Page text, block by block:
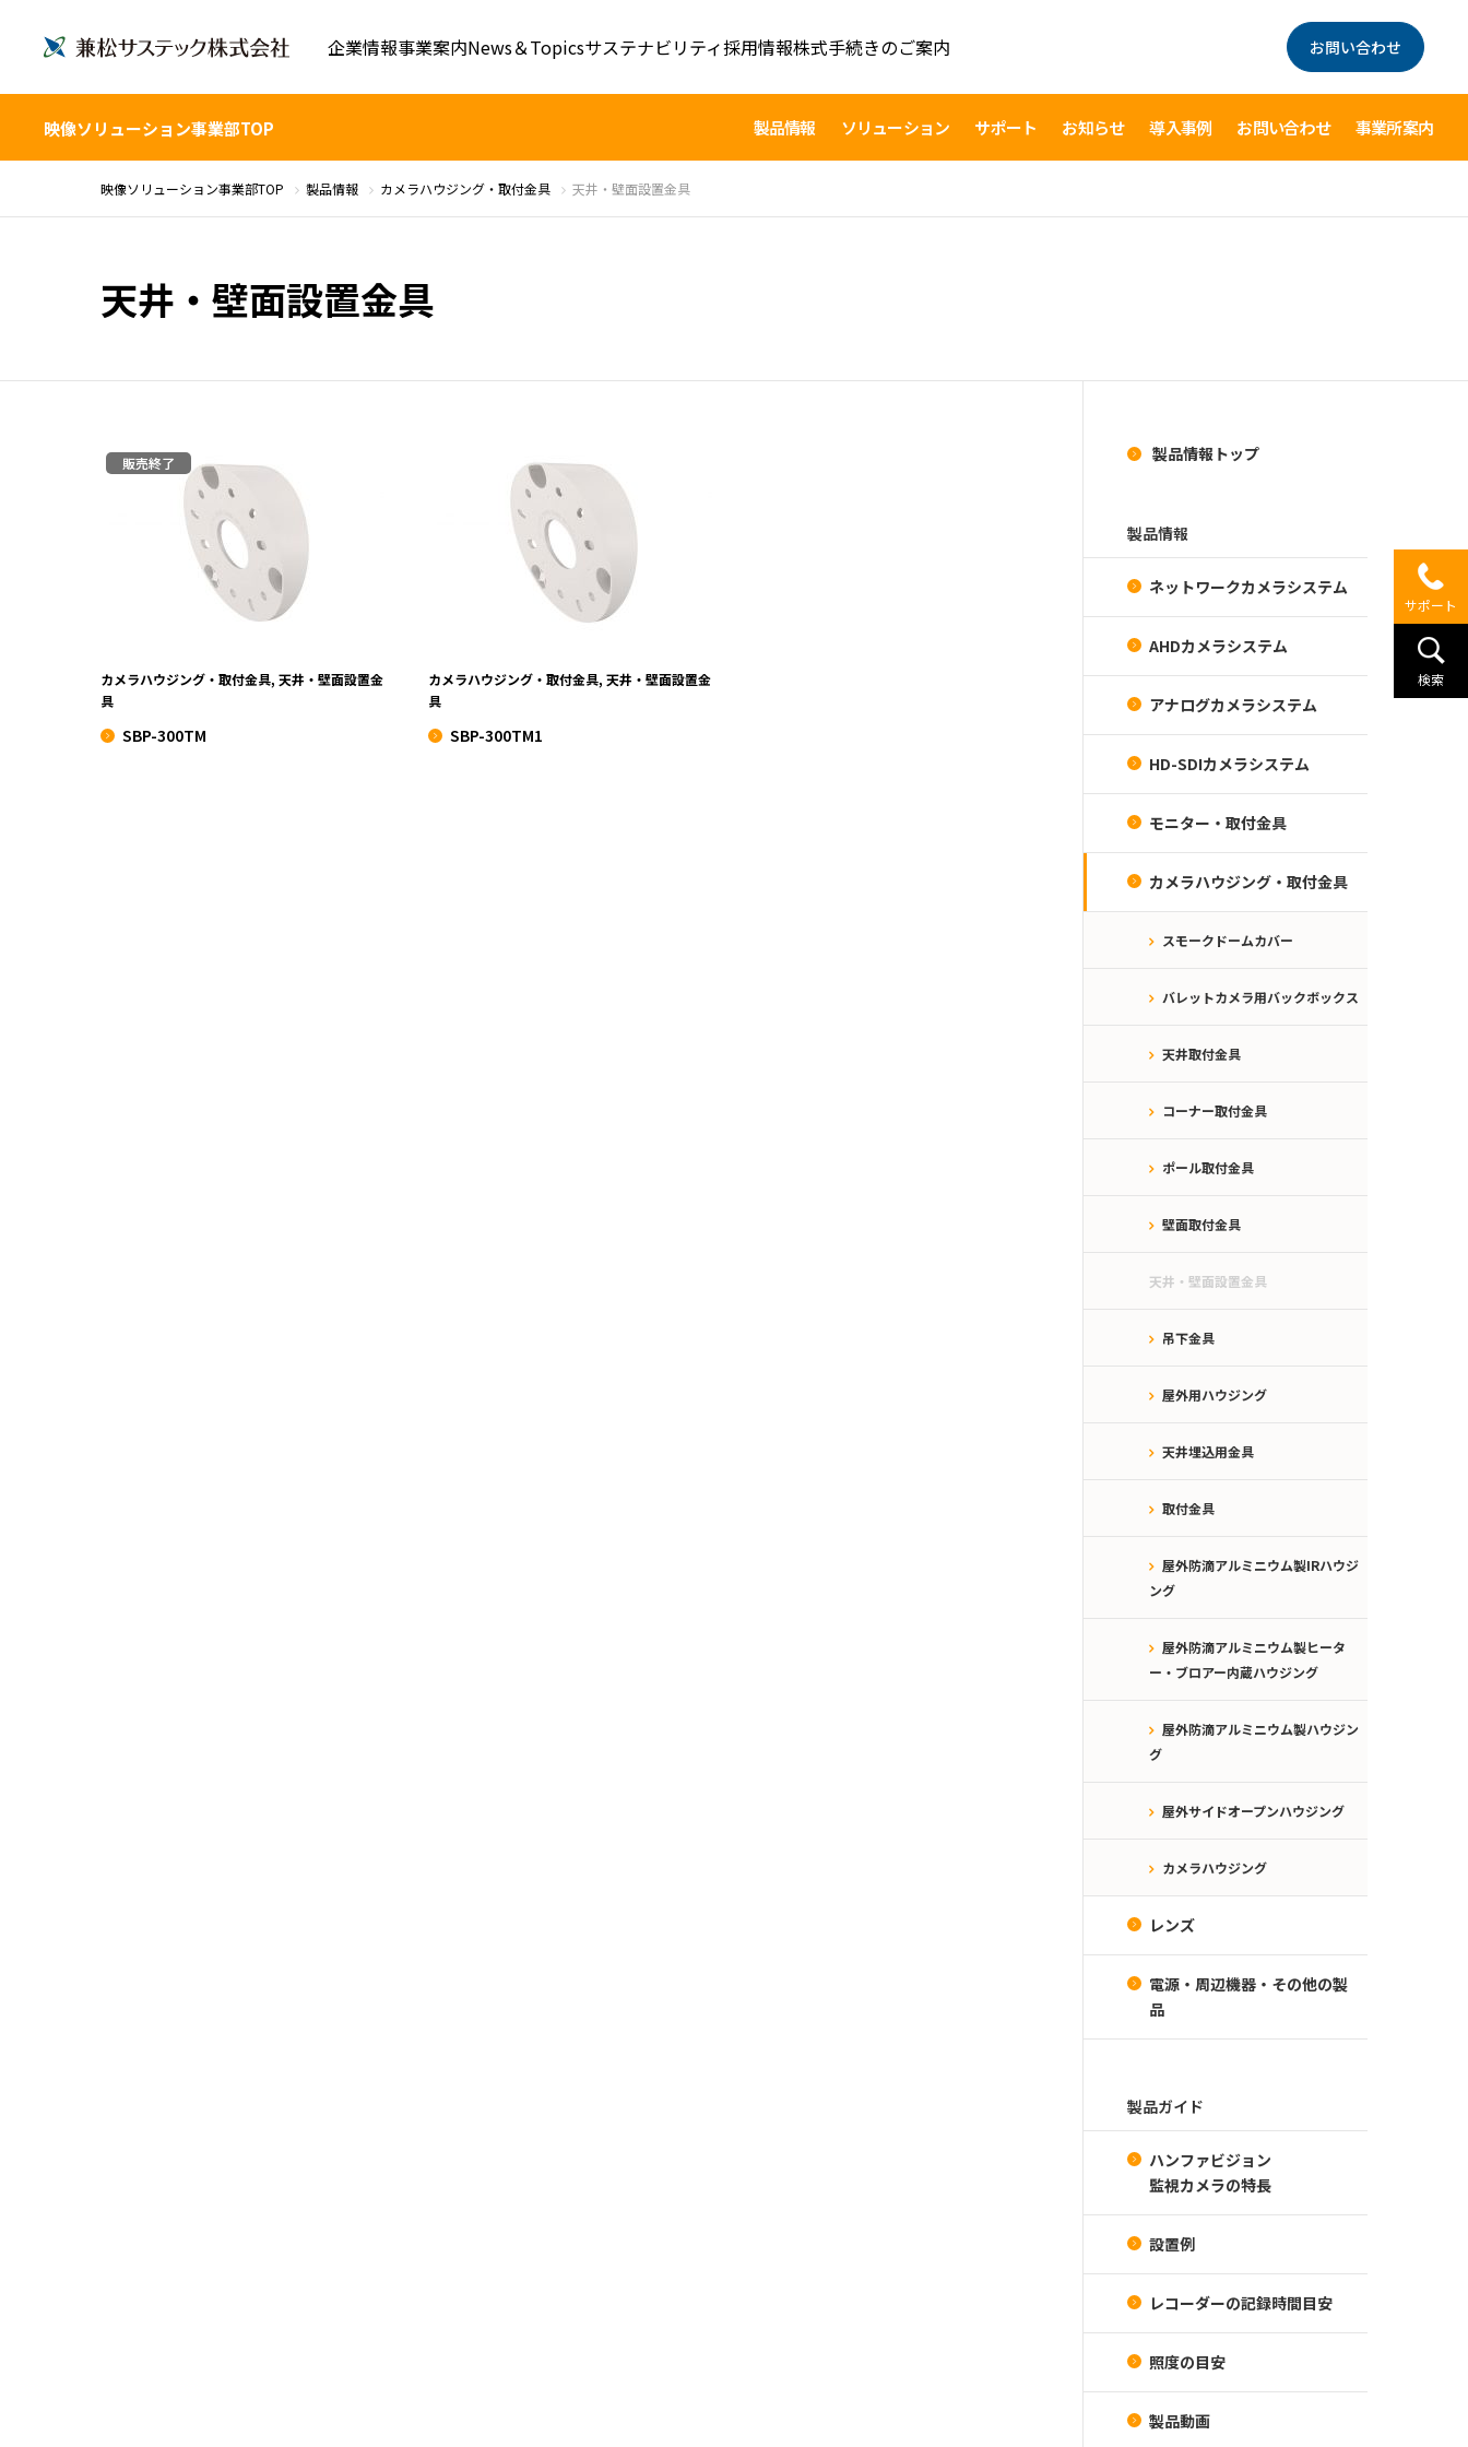
企業情報事業案内News＆Topicsサステナビリティ採用情報株式手続きのご案内 お問い合わせ
映像ソリューション事業部TOP 製品情報 ソリューション サポート お知らせ 導入事例 お問い合わせ 事業所案内
映像ソリューション事業部TOP 製品情報 カメラハウジング・取付金具 天井・壁面設置金具
天井・壁面設置金具
販売終了
SBP-300TM
VIEW MORE
カメラハウジング・取付金具, 天井・壁面設置金
具
SBP-300TM
SBP-300TM1
VIEW MORE
カメラハウジング・取付金具, 天井・壁面設置金
具
SBP-300TM1
製品情報トップ
製品情報
ネットワークカメラシステム
AHDカメラシステム
アナログカメラシステム
HD-SDIカメラシステム
モニター・取付金具
カメラハウジング・取付金具
スモークドームカバー
バレットカメラ用バックボックス
天井取付金具
コーナー取付金具
ポール取付金具
壁面取付金具
天井・壁面設置金具
吊下金具
屋外用ハウジング
天井埋込用金具
取付金具
屋外防滴アルミニウム製IRハウジ
ング
屋外防滴アルミニウム製ヒータ
ー・ブロアー内蔵ハウジング
屋外防滴アルミニウム製ハウジン
グ
屋外サイドオープンハウジング
カメラハウジング
レンズ
電源・周辺機器・その他の製
品
製品ガイド
ハンファビジョン
監視カメラの特長
設置例
レコーダーの記録時間目安
照度の目安
製品動画
サポート
検索